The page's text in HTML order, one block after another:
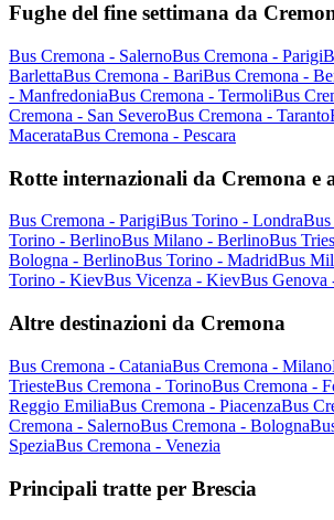
Fughe del fine settimana da
Bus Cremona - SalernoBus Cremona - Parigi
BarlettaBus Cremona - BariBus Cremona -
- ManfredoniaBus Cremona - TermoliBus
Cremona - San SeveroBus Cremona - Taranto
MacerataBus Cremona - Pescara
Rotte internazionali da Cremona e
Bus Cremona - ParigiBus Torino - Londra
Torino - BerlinoBus Milano - BerlinoBus
Bologna - BerlinoBus Torino - MadridBus
Torino - KievBus Vicenza - KievBus Genova
Altre destinazioni da Cremona
Bus Cremona - CataniaBus Cremona - Milano
TriesteBus Cremona - TorinoBus Cremona -
Reggio EmiliaBus Cremona - PiacenzaBus
Cremona - SalernoBus Cremona - Bologna
SpeziaBus Cremona - Venezia
Principali tratte per Brescia